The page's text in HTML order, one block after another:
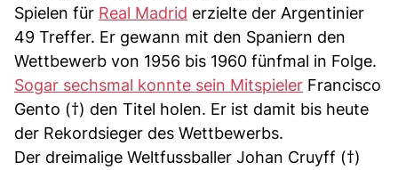
Spielen für Real Madrid erzielte der Argentinier
49 Treffer. Er gewann mit den Spaniern den
Wettbewerb von 1956 bis 1960 fünfmal in Folge.
Sogar sechsmal konnte sein Mitspieler Francisco
Gento (†) den Titel holen. Er ist damit bis heute
der Rekordsieger des Wettbewerbs.
Der dreimalige Weltfussballer Johan Cruyff (†)